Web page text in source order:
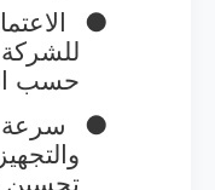
●
حسب
●
سرعة
تحسين